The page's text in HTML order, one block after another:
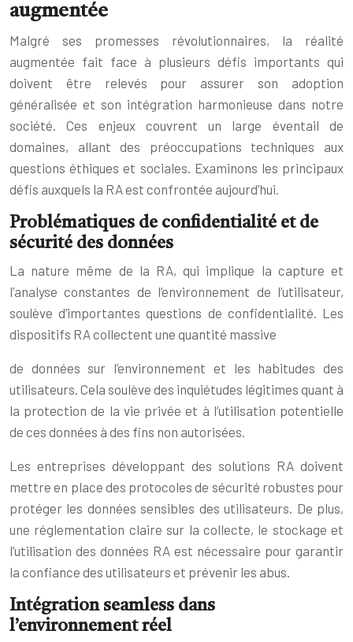
augmentée
Malgré ses promesses révolutionnaires, la réalité
augmentée fait face à plusieurs défis importants qui
doivent être relevés pour assurer son adoption
généralisée et son intégration harmonieuse dans notre
société. Ces enjeux couvrent un large éventail de
domaines, allant des préoccupations techniques aux
questions éthiques et sociales. Examinons les principaux
défis auxquels la RA est confrontée aujourd’hui.
Problématiques de confidentialité et de
sécurité des données
La nature même de la RA, qui implique la capture et
l’analyse constantes de l’environnement de l’utilisateur,
soulève d’importantes questions de confidentialité. Les
dispositifs RA collectent une quantité massive
de données sur l’environnement et les habitudes des
utilisateurs. Cela soulève des inquiétudes légitimes quant à
la protection de la vie privée et à l’utilisation potentielle
de ces données à des fins non autorisées.
Les entreprises développant des solutions RA doivent
mettre en place des protocoles de sécurité robustes pour
protéger les données sensibles des utilisateurs. De plus,
une réglementation claire sur la collecte, le stockage et
l’utilisation des données RA est nécessaire pour garantir
la confiance des utilisateurs et prévenir les abus.
Intégration seamless dans
l’environnement réel